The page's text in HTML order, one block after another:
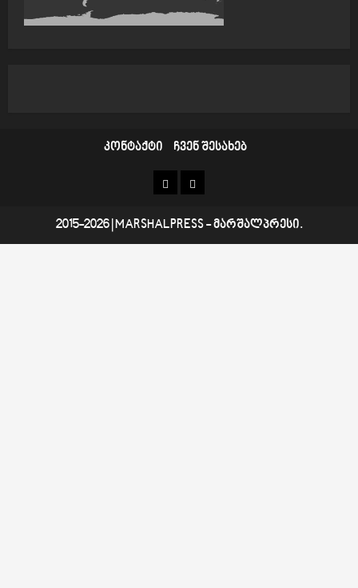
კონტაქტი ჩვენ შესახებ
კონტაქტი
ჩვენ
2015-2026 MARSHALPRESS- მარშალპრესი.